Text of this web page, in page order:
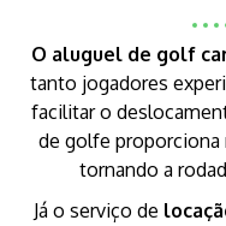
O aluguel de golf
tanto jogadores
facilitar o
de golfe proporciona
tornando a
Já o serviço de